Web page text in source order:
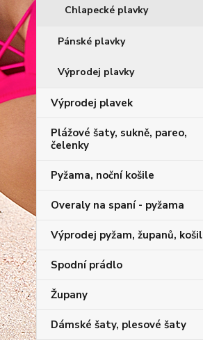
Chlapecké plavky
Pánské plavky
Výprodej plavky
Výprodej plavek
Plážové šaty, sukně, pareo,
čelenky
Pyžama, noční košile
Overaly na spaní - pyžama
Výprodej pyžam, županů, košil
Spodní prádlo
Župany
Dámské šaty, plesové šaty